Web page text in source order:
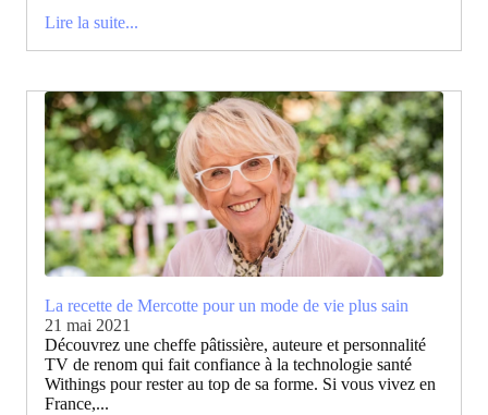
Lire la suite...
La recette de Mercotte pour un mode de vie plus sain
21 mai 2021
Découvrez une cheffe pâtissière, auteure et personnalité
TV de renom qui fait confiance à la technologie santé
Withings pour rester au top de sa forme. Si vous vivez en
France,...